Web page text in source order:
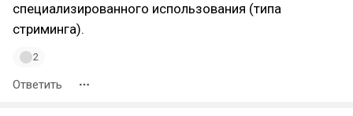
специализированного использования (типа
стриминга).
2
Ответить